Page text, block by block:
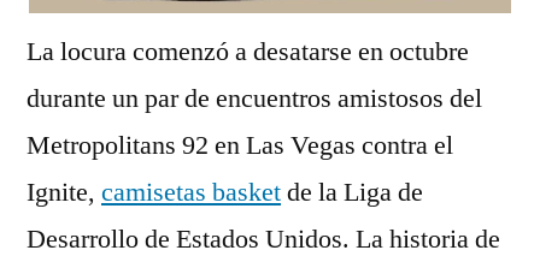
La locura comenzó a desatarse en octubre
durante un par de encuentros amistosos del
Metropolitans 92 en Las Vegas contra el
Ignite, camisetas basketde la Liga de
Desarrollo de Estados Unidos. La historia de